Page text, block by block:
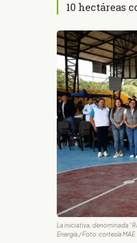
10 hectáreas
La iniciativa, denominada
Energía / Foto: cortesía MAE